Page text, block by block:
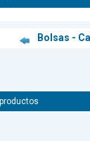
Bolsas -